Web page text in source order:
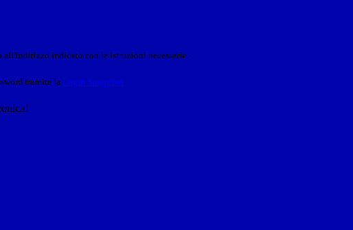
all'indirizzo indicato con le istruzioni necessarie.
tramite la Login Spaggiari